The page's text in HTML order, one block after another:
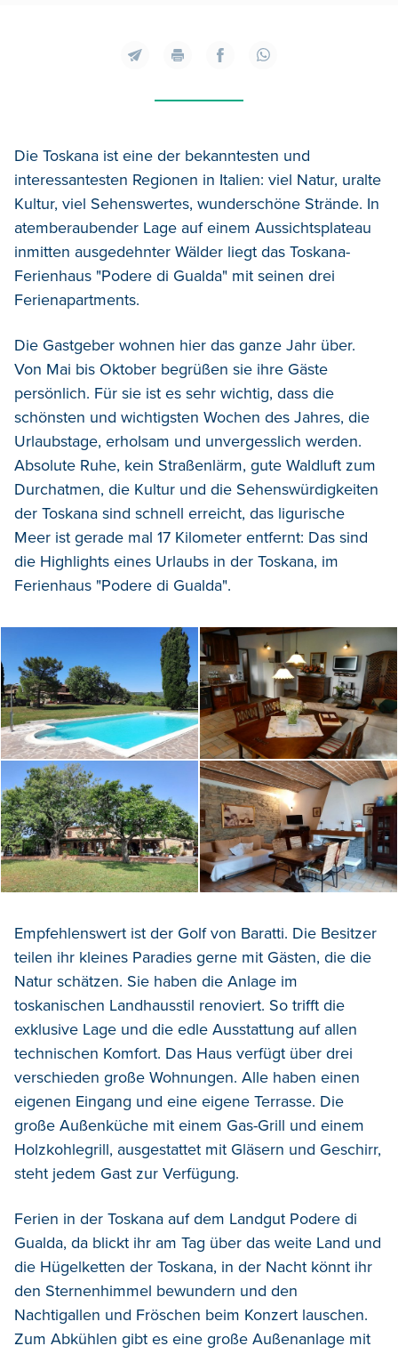
Die Toskana ist eine der bekanntesten und
interessantesten Regionen in Italien: viel Natur, uralte
Kultur, viel Sehenswertes, wunderschöne Strände. In
atemberaubender Lage auf einem Aussichtsplateau
inmitten ausgedehnter Wälder liegt das Toskana-
Ferienhaus "Podere di Gualda" mit seinen drei
Ferienapartments.
Die Gastgeber wohnen hier das ganze Jahr über.
Von Mai bis Oktober begrüßen sie ihre Gäste
persönlich. Für sie ist es sehr wichtig, dass die
schönsten und wichtigsten Wochen des Jahres, die
Urlaubstage, erholsam und unvergesslich werden.
Absolute Ruhe, kein Straßenlärm, gute Waldluft zum
Durchatmen, die Kultur und die Sehenswürdigkeiten
der Toskana sind schnell erreicht, das ligurische
Meer ist gerade mal 17 Kilometer entfernt: Das sind
die Highlights eines Urlaubs in der Toskana, im
Ferienhaus "Podere di Gualda".
Empfehlenswert ist der Golf von Baratti. Die Besitzer
teilen ihr kleines Paradies gerne mit Gästen, die die
Natur schätzen. Sie haben die Anlage im
toskanischen Landhausstil renoviert. So trifft die
exklusive Lage und die edle Ausstattung auf allen
technischen Komfort. Das Haus verfügt über drei
verschieden große Wohnungen. Alle haben einen
eigenen Eingang und eine eigene Terrasse. Die
große Außenküche mit einem Gas-Grill und einem
Holzkohlegrill, ausgestattet mit Gläsern und Geschirr,
steht jedem Gast zur Verfügung.
Ferien in der Toskana auf dem Landgut Podere di
Gualda, da blickt ihr am Tag über das weite Land und
die Hügelketten der Toskana, in der Nacht könnt ihr
den Sternenhimmel bewundern und den
Nachtigallen und Fröschen beim Konzert lauschen.
Zum Abkühlen gibt es eine große Außenanlage mit